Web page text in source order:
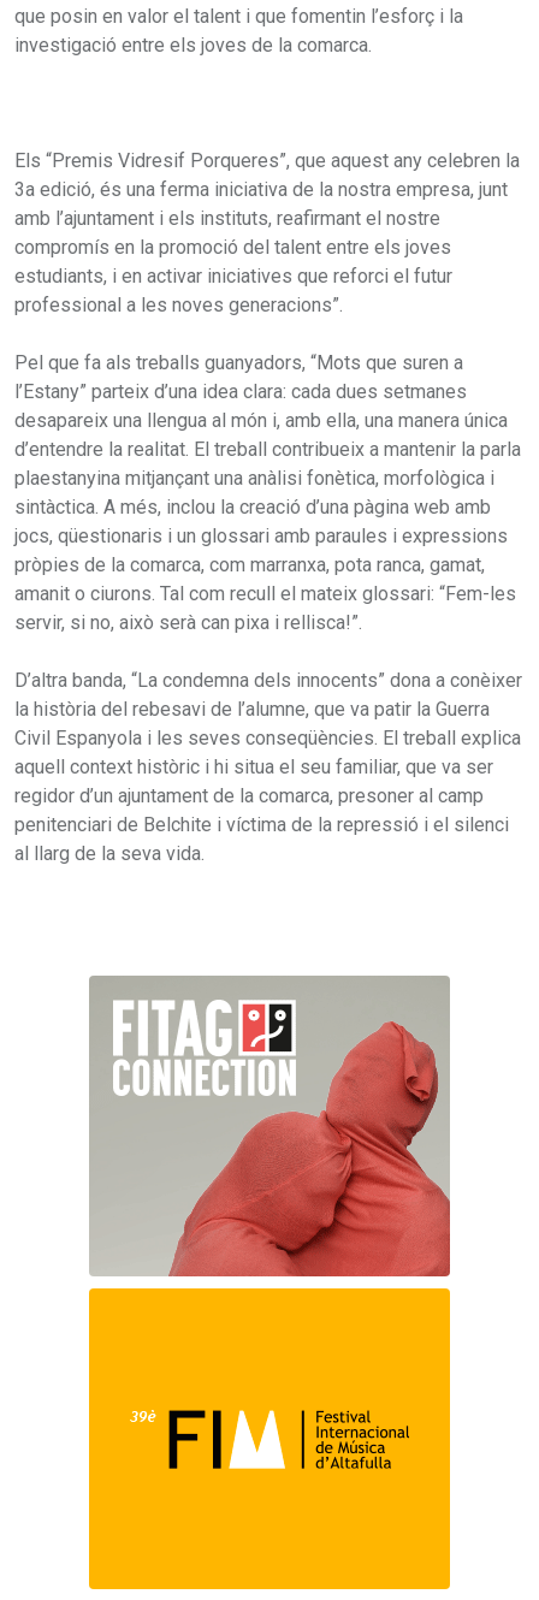
que posin en valor el talent i que fomentin l’esforç i la
investigació entre els joves de la comarca.
Els “Premis Vidresif Porqueres”, que aquest any celebren la
3a edició, és una ferma iniciativa de la nostra empresa, junt
amb l’ajuntament i els instituts, reafirmant el nostre
compromís en la promoció del talent entre els joves
estudiants, i en activar iniciatives que reforci el futur
professional a les noves generacions”.
Pel que fa als treballs guanyadors, “Mots que suren a
l’Estany” parteix d’una idea clara: cada dues setmanes
desapareix una llengua al món i, amb ella, una manera única
d’entendre la realitat. El treball contribueix a mantenir la parla
plaestanyina mitjançant una anàlisi fonètica, morfològica i
sintàctica. A més, inclou la creació d’una pàgina web amb
jocs, qüestionaris i un glossari amb paraules i expressions
pròpies de la comarca, com marranxa, pota ranca, gamat,
amanit o ciurons. Tal com recull el mateix glossari: “Fem-les
servir, si no, això serà can pixa i rellisca!”.
D’altra banda, “La condemna dels innocents” dona a conèixer
la història del rebesavi de l’alumne, que va patir la Guerra
Civil Espanyola i les seves conseqüències. El treball explica
aquell context històric i hi situa el seu familiar, que va ser
regidor d’un ajuntament de la comarca, presoner al camp
penitenciari de Belchite i víctima de la repressió i el silenci
al llarg de la seva vida.